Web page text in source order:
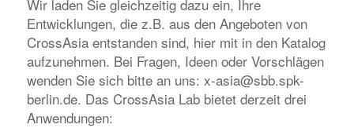
Wir laden Sie gleichzeitig dazu ein, Ihre
Entwicklungen, die z.B. aus den Angeboten von
CrossAsia entstanden sind, hier mit in den Katalog
aufzunehmen. Bei Fragen, Ideen oder Vorschlägen
wenden Sie sich bitte an uns: x-asia@sbb.spk-
berlin.de. Das CrossAsia Lab bietet derzeit drei
Anwendungen: